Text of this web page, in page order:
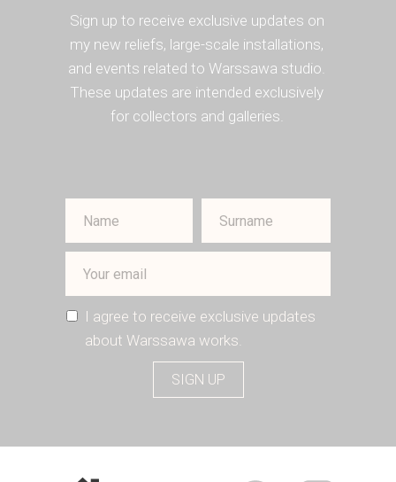
Sign up to receive exclusive updates on
my new reliefs, large-scale installations,
and events related to Warssawa studio.
These updates are intended exclusively
for collectors and galleries.
I agree to receive exclusive updates
about Warssawa works.
SIGN UP